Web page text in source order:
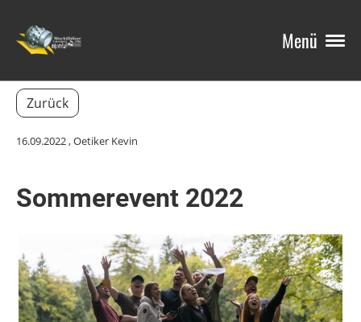
Menü
Zurück
16.09.2022, Oetiker Kevin
Sommerevent 2022